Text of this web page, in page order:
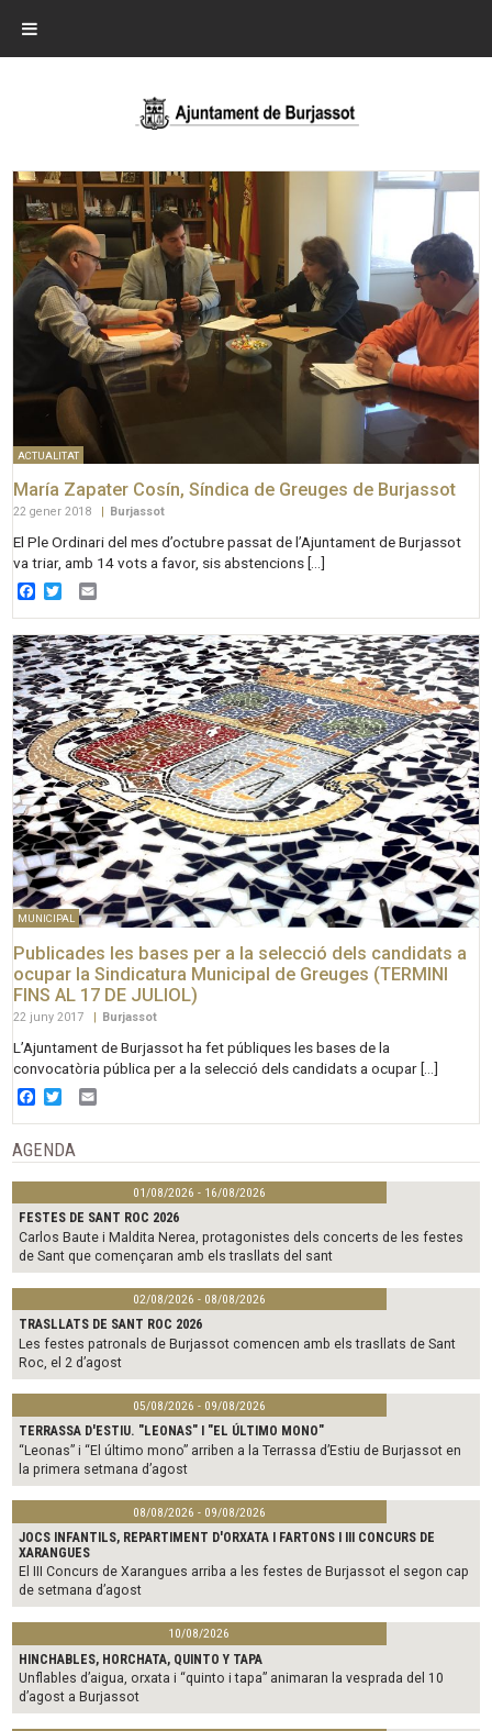
ACTUALITAT
María Zapater Cosín, Síndica de Greuges de Burjassot
22 gener 2018 Burjassot
El Ple Ordinari del mes d’octubre passat de l’Ajuntament de Burjassot
va triar, amb 14 vots a favor, sis abstencions […]
Facebook
Twitter
MUNICIPAL
Publicades les bases per a la selecció dels candidats a
ocupar la Sindicatura Municipal de Greuges (TERMINI
FINS AL 17 DE JULIOL)
22 juny 2017 | Burjassot
L’Ajuntament de Burjassot ha fet públiques les bases de la
convocatòria pública per a la selecció dels candidats a ocupar […]
Facebook
Twitter
AGENDA
01/08/2026 - 16/08/2026
FESTES DE SANT ROC 2026
Carlos Baute i Maldita Nerea, protagonistes dels concerts de les festes
de Sant que començaran amb els trasllats del sant
02/08/2026 - 08/08/2026
TRASLLATS DE SANT ROC 2026
Les festes patronals de Burjassot comencen amb els trasllats de Sant
Roc, el 2 d’agost
05/08/2026 - 09/08/2026
TERRASSA D'ESTIU. "LEONAS" I "EL ÚLTIMO MONO"
“Leonas” i “El último mono” arriben a la Terrassa d’Estiu de Burjassot en
la primera setmana d’agost
08/08/2026 - 09/08/2026
JOCS INFANTILS, REPARTIMENT D'ORXATA I FARTONS I III CONCURS DE
XARANGUES
El III Concurs de Xarangues arriba a les festes de Burjassot el segon cap
de setmana d’agost
10/08/2026
HINCHABLES, HORCHATA, QUINTO Y TAPA
Unflables d’aigua, orxata i “quinto i tapa” animaran la vesprada del 10
d’agost a Burjassot